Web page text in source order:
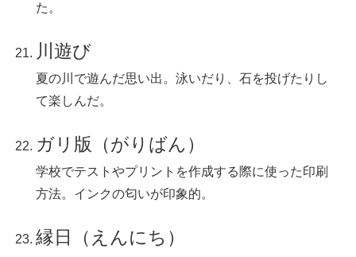
た。
川遊び
夏の川で遊んだ思い出。泳いだり、石を投げたりし
て楽しんだ。
ガリ版（がりばん）
学校でテストやプリントを作成する際に使った印刷
方法。インクの匂いが印象的。
縁日（えんにち）